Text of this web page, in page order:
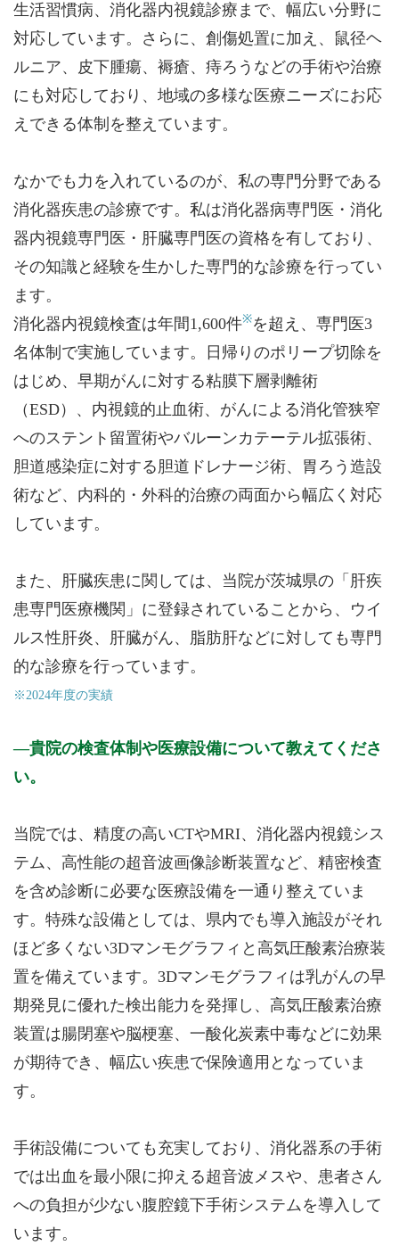
生活習慣病、消化器内視鏡診療まで、幅広い分野に
対応しています。さらに、創傷処置に加え、鼠径ヘ
ルニア、皮下腫瘍、褥瘡、痔ろうなどの手術や治療
にも対応しており、地域の多様な医療ニーズにお応
えできる体制を整えています。
なかでも力を入れているのが、私の専門分野である
消化器疾患の診療です。私は消化器病専門医・消化
器内視鏡専門医・肝臓専門医の資格を有しており、
その知識と経験を生かした専門的な診療を行ってい
ます。
消化器内視鏡検査は年間1,600件※を超え、専門医3
名体制で実施しています。日帰りのポリープ切除を
はじめ、早期がんに対する粘膜下層剥離術
（ESD）、内視鏡的止血術、がんによる消化管狭窄
へのステント留置術やバルーンカテーテル拡張術、
胆道感染症に対する胆道ドレナージ術、胃ろう造設
術など、内科的・外科的治療の両面から幅広く対応
しています。
また、肝臓疾患に関しては、当院が茨城県の「肝疾
患専門医療機関」に登録されていることから、ウイ
ルス性肝炎、肝臓がん、脂肪肝などに対しても専門
的な診療を行っています。
※2024年度の実績
貴院の検査体制や医療設備について教えてくださ
い。
当院では、精度の高いCTやMRI、消化器内視鏡シス
テム、高性能の超音波画像診断装置など、精密検査
を含め診断に必要な医療設備を一通り整えていま
す。特殊な設備としては、県内でも導入施設がそれ
ほど多くない3Dマンモグラフィと高気圧酸素治療装
置を備えています。3Dマンモグラフィは乳がんの早
期発見に優れた検出能力を発揮し、高気圧酸素治療
装置は腸閉塞や脳梗塞、一酸化炭素中毒などに効果
が期待でき、幅広い疾患で保険適用となっていま
す。
手術設備についても充実しており、消化器系の手術
では出血を最小限に抑える超音波メスや、患者さん
への負担が少ない腹腔鏡下手術システムを導入して
います。